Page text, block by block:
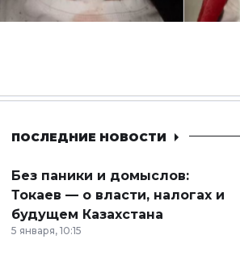
ПОСЛЕДНИЕ НОВОСТИ
Без паники и домыслов:
Токаев — о власти, налогах и
будущем Казахстана
5 января, 10:15